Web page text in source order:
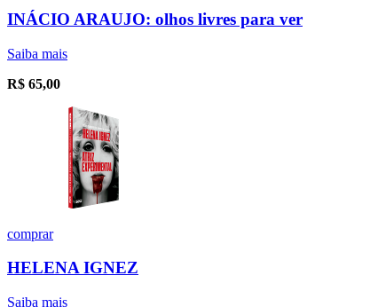
INÁCIO ARAUJO: olhos livres para ver
Saiba mais
R$ 65,00
comprar
HELENA IGNEZ
Saiba mais